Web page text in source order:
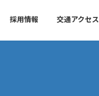
採用情報 交通アクセス